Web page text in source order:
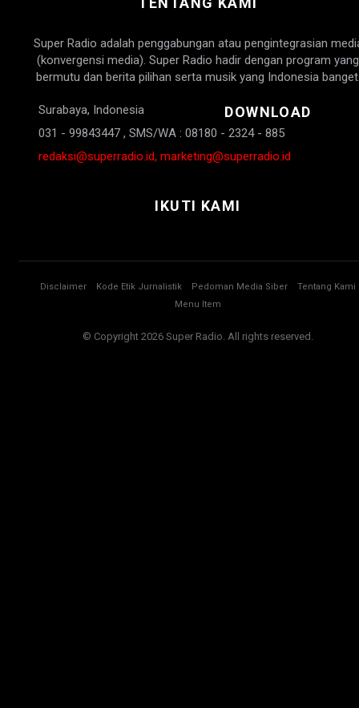
Super Radio adalah penggabungan atau pengintegrasian
(konvergensi media). Super Radio hadir dengan program yang
bermutu dan berita pilihan serta musik yang Indonesia
Surabaya, Indonesia
031 - 99843447 , SMS/WA : 08180 - 2324 - 885
redaksi@superradio.id, marketing@superradio.id
DOWNLOAD
IKUTI KAMI
Disclaimer Kode Etik Jurnalistik Pedoman Media Siber
Tentang Kami
Menu Item
© Copyright 2026 Super Radio. All rights reserved.